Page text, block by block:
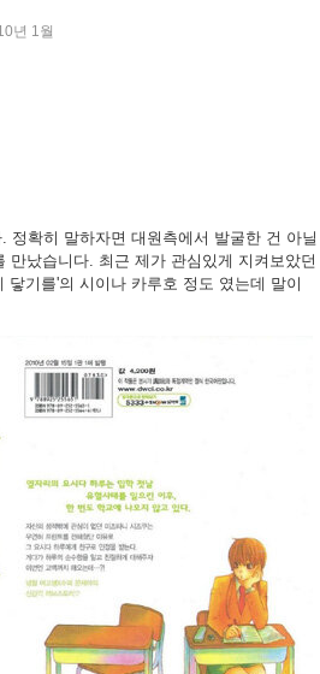
년 1월
정확히 말하자면 대원측에서 발굴한 건 아닐
났습니다. 최근 제가 관심있게 지켜보았던
기를'의 시이나 카루호 정도 였는데 말이